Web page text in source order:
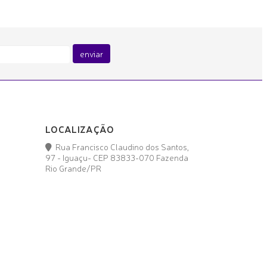
enviar
LOCALIZAÇÃO
Rua Francisco Claudino dos Santos,
97 - Iguaçu- CEP 83833-070 Fazenda
Rio Grande/PR